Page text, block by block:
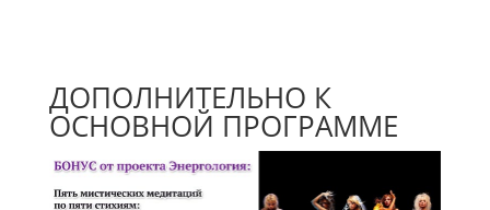
ДОПОЛНИТЕЛЬНО К
ОСНОВНОЙ ПРОГРАММЕ